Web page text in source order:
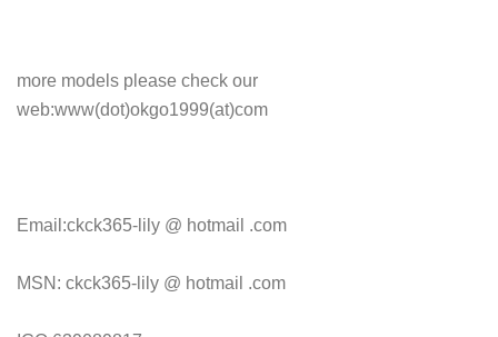
more models please check our
web:www(dot)okgo1999(at)com
Email:ckck365-lily @ hotmail .com
MSN: ckck365-lily @ hotmail .com